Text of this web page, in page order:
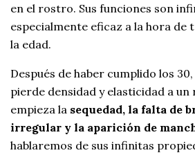
en el rostro. Sus funciones son
especialmente eficaz a la hora de
la edad.
Después de haber cumplido los
pierde densidad y elasticidad a
empieza la sequedad, la falta de
irregular y la aparición de
hablaremos de sus infinitas